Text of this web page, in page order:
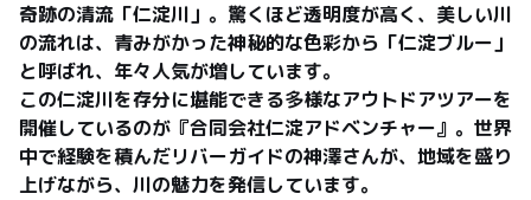
奇跡の清流「仁淀川」。驚くほど透明度が高く、美しい川
の流れは、青みがかった神秘的な色彩から「仁淀ブルー」
と呼ばれ、年々人気が増しています。
この仁淀川を存分に堪能できる多様なアウトドアツアーを
開催しているのが『合同会社仁淀アドベンチャー』。世界
中で経験を積んだリバーガイドの神澤さんが、地域を盛り
上げながら、川の魅力を発信しています。